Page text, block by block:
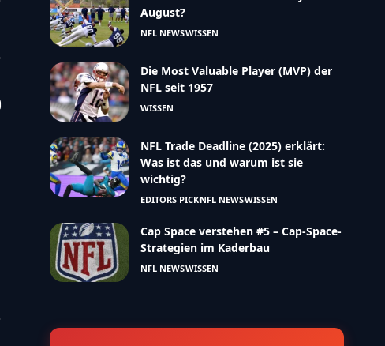
August?
NFL NEWSWISSEN
Die Most Valuable Player (MVP) der
NFL seit 1957
WISSEN
NFL Trade Deadline (2025) erklärt:
Was ist das und warum ist sie
wichtig?
EDITORS PICKNFL NEWSWISSEN
Cap Space verstehen #5 – Cap-Space-
Strategien im Kaderbau
NFL NEWSWISSEN